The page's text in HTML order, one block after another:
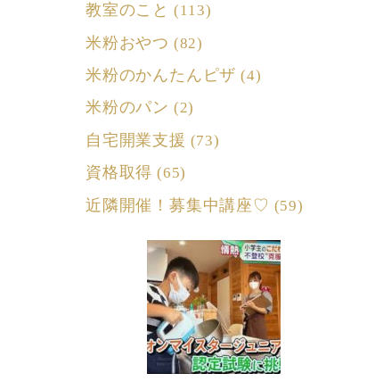
教室のこと (113)
米粉おやつ (82)
米粉のかんたんピザ (4)
米粉のパン (2)
自宅開業支援 (73)
資格取得 (65)
近隣開催！募集中講座♡ (59)